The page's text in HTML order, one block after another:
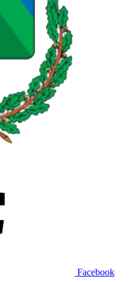
Facebook